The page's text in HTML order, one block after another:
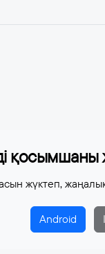
қосымшаны
жүктеп,
Android